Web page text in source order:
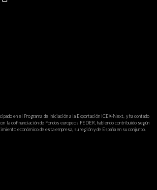
en el Programa de Iniciación a la Exportación ICEX-Next, y ha contado
la cofinanciación de Fondos europeos FEDER, habiendo contribuido según
económico de esta empresa, su región y de España en su conjunto.